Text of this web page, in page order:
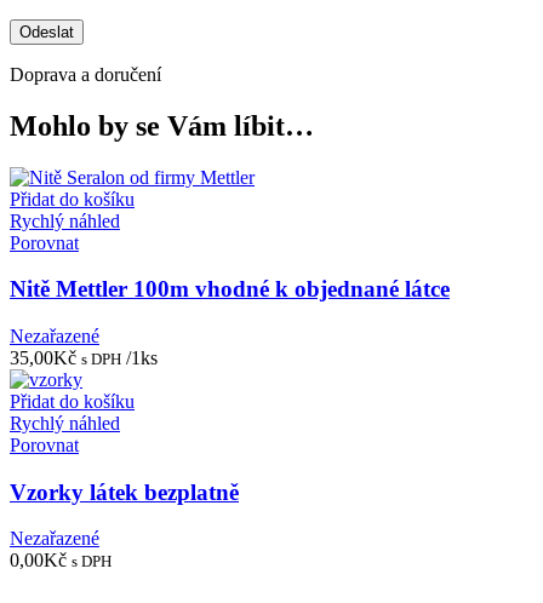
Doprava a doručení
Mohlo by se Vám líbit…
Přidat do košíku
Rychlý náhled
Porovnat
Nitě Mettler 100m vhodné k objednané látce
Nezařazené
35,00Kč s DPH /1ks
Přidat do košíku
Rychlý náhled
Porovnat
Vzorky látek bezplatně
Nezařazené
0,00Kč s DPH